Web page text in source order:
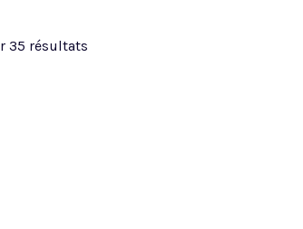
35 résultats